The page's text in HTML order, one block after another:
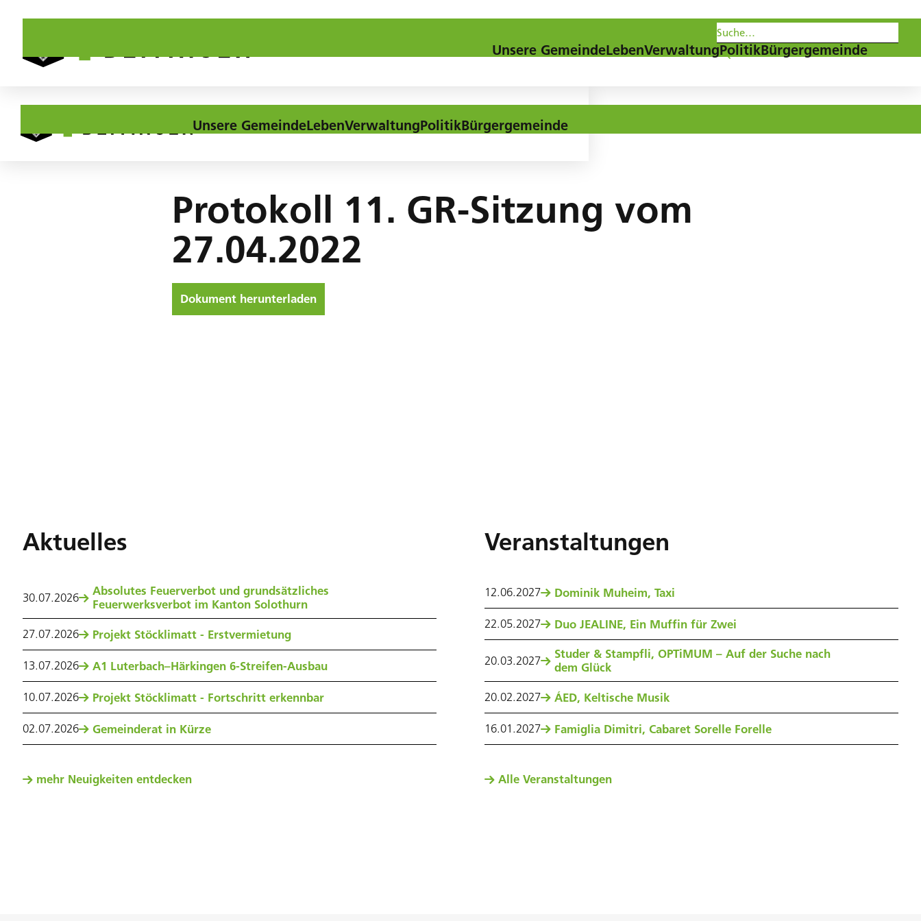
Unsere GemeindeLebenVerwaltungPolitikBürgergemeinde
Unsere GemeindeLebenVerwaltungPolitikBürgergemeinde
Protokoll 11. GR-Sitzung vom 27.04.2022
Protokoll 11. GR-Sitzung vom
27.04.2022
Dokument herunterladen
Aktuelles
30.07.2026
Absolutes Feuerverbot und grundsätzliches
Feuerwerksverbot im Kanton Solothurn
27.07.2026 Projekt Stöcklimatt - Erstvermietung
13.07.2026 A1 Luterbach–Härkingen 6-Streifen-Ausbau
10.07.2026 Projekt Stöcklimatt - Fortschritt erkennbar
02.07.2026 Gemeinderat in Kürze
mehr Neuigkeiten entdecken
Veranstaltungen
12.06.2027 Dominik Muheim, Taxi
22.05.2027 Duo JEALINE, Ein Muffin für Zwei
20.03.2027
Studer & Stampfli, OPTiMUM – Auf der Suche nach
dem Glück
20.02.2027 ÁED, Keltische Musik
16.01 .2027 Famiglia Dimitri, Cabaret Sorelle Forelle
Alle Veranstaltungen